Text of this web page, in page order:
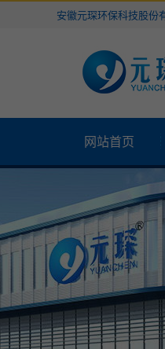
安徽元琛环保科技股份
网站首页